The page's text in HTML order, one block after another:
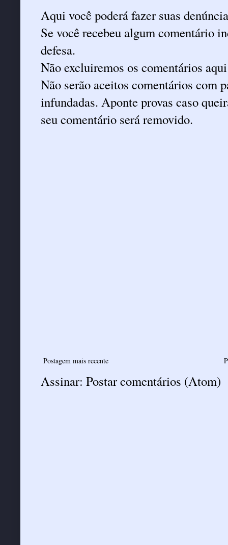
Aqui você poderá fazer suas
Se você recebeu algum comentário
defesa.
Não excluiremos os comentários
Não serão aceitos comentários com
infundadas. Aponte provas caso
seu comentário será removido.
Postagem mais recente
Assinar: Postar comentários (Atom)